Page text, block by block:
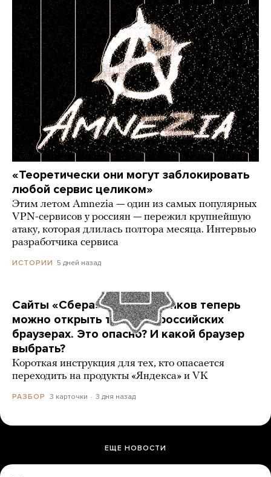
«Теоретически они могут заблокировать
любой сервис целиком»
Этим летом Amnezia — один из самых популярных
VPN-сервисов у россиян — пережил крупнейшую
атаку, которая длилась полтора месяца. Интервью
разработчика сервиса
ИСТОРИИ 5 дней назад
Сайты «Сбера» и других банков теперь
можно открыть только в российских
браузерах. Это опасно? И какой браузер
выбрать?
Короткая инструкция для тех, кто опасается
переходить на продукты «Яндекса» и VK
РАЗБОР 3 карточки 3 дня назад
ЕЩЕ НОВОСТИ